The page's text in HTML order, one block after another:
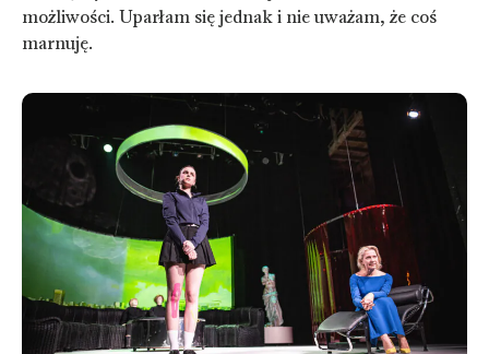
możliwości. Uparłam się jednak i nie uważam, że coś
marnuję.